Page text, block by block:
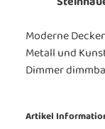
Moderne
Metall und
Dimmer
Artikel